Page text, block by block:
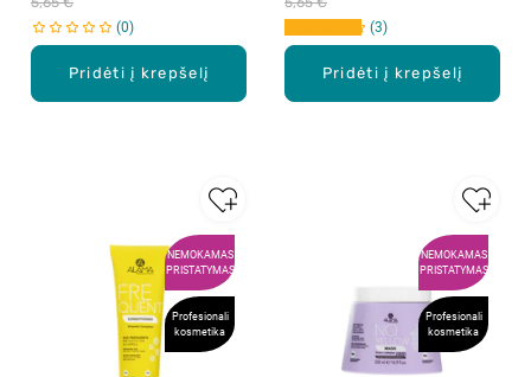
Pridėti į krepšelį
0
Pridėti į krepšelį
3
NEMOKAMAS
PRISTATYMAS
Profesionali
kosmetika
NEMOKAMAS
PRISTATYMAS
Profesionali
kosmetika